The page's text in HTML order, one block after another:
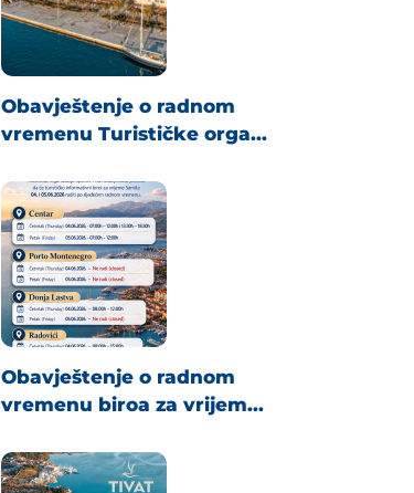
Obavještenje o radnom
vremenu Turističke orga...
Obavještenje o radnom
vremenu biroa za vrijem...